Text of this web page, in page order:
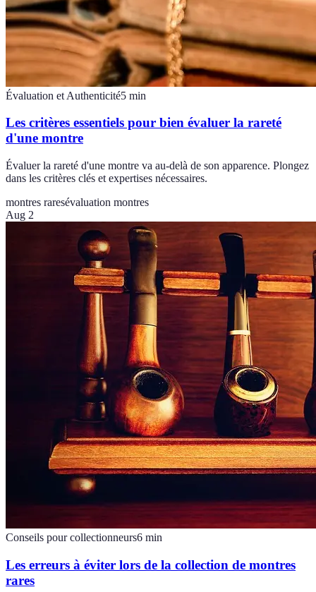
Évaluation et Authenticité5 min
Les critères essentiels pour bien évaluer la rareté
d'une montre
Évaluer la rareté d'une montre va au-delà de son apparence. Plongez
dans les critères clés et expertises nécessaires.
montres raresévaluation montres
Aug 2
Conseils pour collectionneurs6 min
Les erreurs à éviter lors de la collection de montres
rares